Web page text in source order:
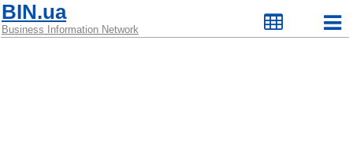
BIN.ua
Business Information Network